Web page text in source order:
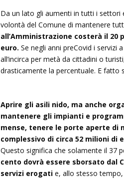
Da un lato gli aumenti in tutti i settori
volontà del Comune di mantenere
all’Amministrazione costerà il 20
euro. Se negli anni preCovid i servizi
all’incirca per metà da cittadini o
drasticamente la percentuale. E fatto
Aprire gli asili nido, ma anche
mantenere gli impianti e
mense, tenere le porte aperte di
complessivo di circa 52 milioni di
Questo significa che solamente il 37
cento dovrà essere sborsato dal
servizi erogatie, allo stesso tempo,